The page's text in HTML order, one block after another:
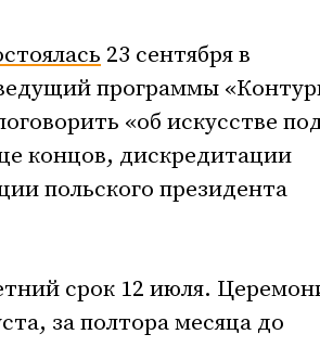
23 сентября в
программы
«об искусстве
концов, дискредитации
польского президента
срок 12 июля.
за полтора месяца до